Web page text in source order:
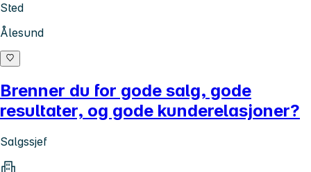
Sted
Ålesund
Brenner du for gode salg, gode
resultater, og gode kunderelasjoner?
Salgssjef